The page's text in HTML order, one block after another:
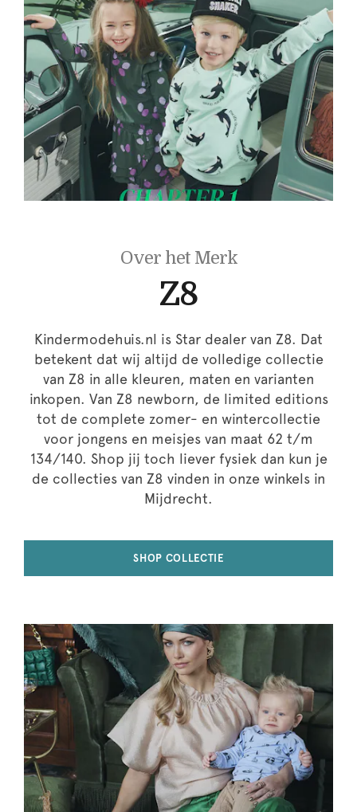
Over het Merk
Z8
Kindermodehuis.nl is Star dealer van Z8. Dat
betekent dat wij altijd de volledige collectie
van Z8 in alle kleuren, maten en varianten
inkopen. Van Z8 newborn, de limited editions
tot de complete zomer- en wintercollectie
voor jongens en meisjes van maat 62 t/m
134/140. Shop jij toch liever fysiek dan kun je
de collecties van Z8 vinden in onze winkels in
Mijdrecht.
SHOP COLLECTIE